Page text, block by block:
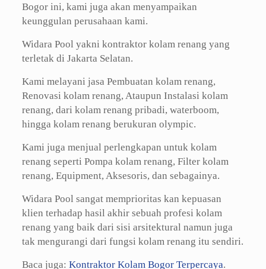
Bogor ini, kami juga akan menyampaikan
keunggulan perusahaan kami.
Widara Pool yakni kontraktor kolam renang yang
terletak di Jakarta Selatan.
Kami melayani jasa Pembuatan kolam renang,
Renovasi kolam renang, Ataupun Instalasi kolam
renang, dari kolam renang pribadi, waterboom,
hingga kolam renang berukuran olympic.
Kami juga menjual perlengkapan untuk kolam
renang seperti Pompa kolam renang, Filter kolam
renang, Equipment, Aksesoris, dan sebagainya.
Widara Pool sangat memprioritas kan kepuasan
klien terhadap hasil akhir sebuah profesi kolam
renang yang baik dari sisi arsitektural namun juga
tak mengurangi dari fungsi kolam renang itu sendiri.
Baca juga: Kontraktor Kolam Bogor Terpercaya.